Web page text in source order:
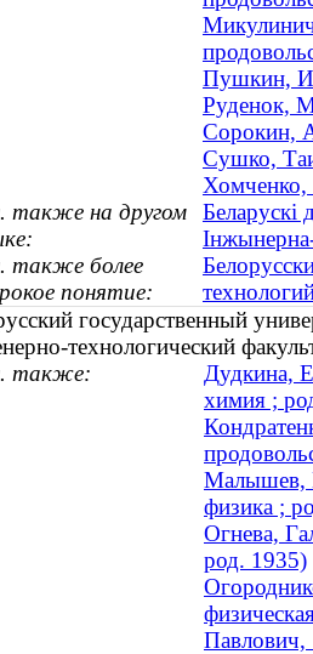
Пушкин,
Руденок,
Сорокин,
Сушко,
Хомченко,
также на другом
Беларускі
также более
понятие:
государственный
технологический
также:
Дудкина,
химия ;
Малышев,
физика ;
Огнева,
род. 1935)
Павлович,